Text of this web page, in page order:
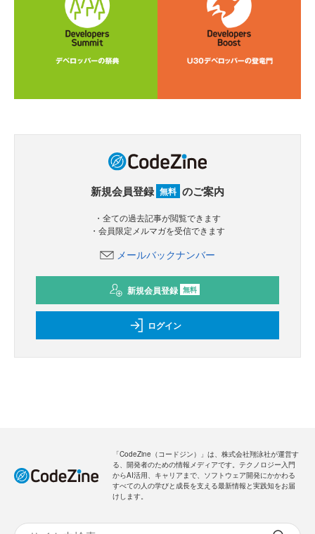
新規会員登録 無料 のご案内
・全ての過去記事が閲覧できます
・会員限定メルマガを受信できます
メールバックナンバー
新規会員登録 無料
ログイン
「CodeZine（コードジン）」は、株式会社翔泳社が運営す
る、開発者のための情報メディアです。テクノロジー入門
からAI活用、キャリアまで、ソフトウェア開発にかかわる
すべての人の学びと成長を支える最新情報と実践知をお届
けします。